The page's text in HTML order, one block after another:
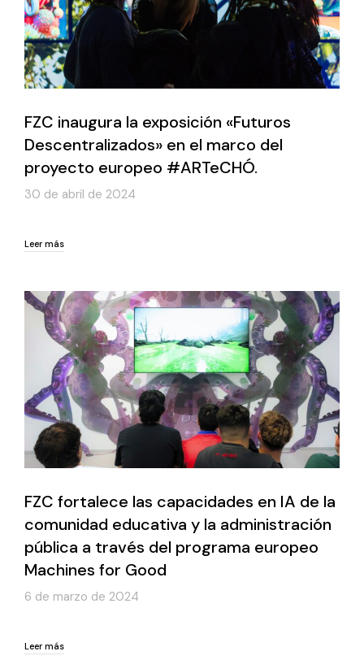
FZC inaugura la exposición «Futuros
Descentralizados» en el marco del
proyecto europeo #ARTeCHÓ.
30 de abril de 2024
Leer más
FZC fortalece las capacidades en IA de la
comunidad educativa y la administración
pública a través del programa europeo
Machines for Good
6 de marzo de 2024
Leer más